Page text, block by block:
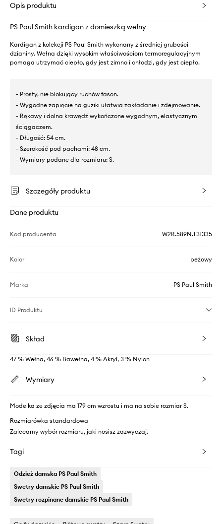
Opis produktu
PS Paul Smith kardigan z domieszką wełny
Kardigan z kolekcji PS Paul Smith wykonany z średniej grubości
dzianiny. Wełna dzięki wysokim właściwościom termoregulacyjnym
pomaga utrzymać ciepło, gdy jest zimno i chłodzi, gdy jest ciepło.
- Prosty, nie blokujący ruchów fason.
- Wygodne zapięcie na guziki ułatwia zakładanie i zdejmowanie.
- Rękawy i dolna krawędź wykończone wygodnym, elastycznym
ściągaczem.
- Długość: 54 cm.
- Szerokość pod pachami: 48 cm.
- Wymiary podane dla rozmiaru: S.
Szczegóły produktu
Dane produktu
Kod producenta W2R.589N.T31335
Kolor beżowy
Marka PS Paul Smith
ID Produktu
Skład
47 % Wełna, 46 % Bawełna, 4 % Akryl, 3 % Nylon
Wymiary
Modelka ze zdjęcia ma 179 cm wzrostu i ma na sobie rozmiar S.
Rozmiarówka standardowa
Zalecamy wybór rozmiaru, jaki nosisz zazwyczaj.
Tagi
Odzież damska PS Paul Smith
Swetry damskie PS Paul Smith
Swetry rozpinane damskie PS Paul Smith